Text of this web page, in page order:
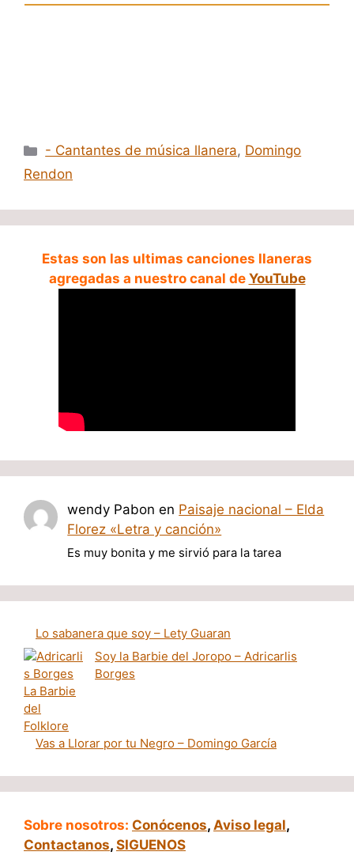
Categorías
- Cantantes de música llanera, Domingo
Rendon
Estas son las ultimas canciones llaneras
agregadas a nuestro canal de YouTube
wendy Pabon en Paisaje nacional – Elda
Florez «Letra y canción»
Es muy bonita y me sirvió para la tarea
Lo sabanera que soy – Lety Guaran
Soy la Barbie del Joropo – Adricarlis
Borges
Vas a Llorar por tu Negro – Domingo García
Sobre nosotros: Conócenos, Aviso legal,
Contactanos, SIGUENOS